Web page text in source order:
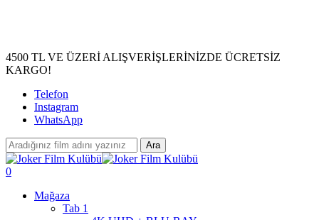
4500 TL VE ÜZERİ ALIŞVERİŞLERİNİZDE ÜCRETSİZ
KARGO!
Telefon
Instagram
WhatsApp
Ara
Close
Search
search
account
0
Mağaza
Tab 1